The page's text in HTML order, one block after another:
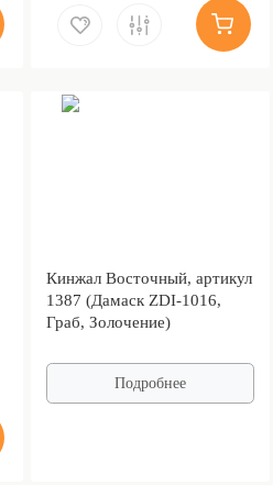
Кинжал Восточный, артикул
1387 (Дамаск ZDI-1016,
Граб, Золочение)
Подробнее